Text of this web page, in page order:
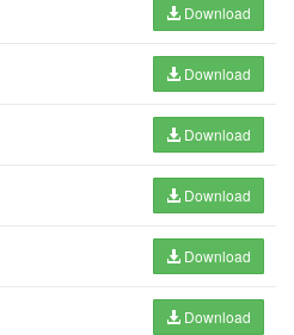
Download
Download
Download
Download
Download
Download